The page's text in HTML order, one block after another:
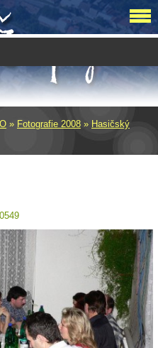
» Fotografie 2008 » Hasičský